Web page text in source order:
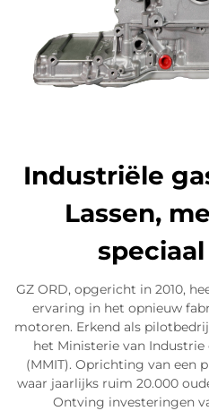
Industriële
Lassen,
GZ ORD, opgericht in 2010,
ervaring in het opnieuw
motoren. Erkend als
het Ministerie van
(MMIT). Oprichting van een
waar jaarlijks ruim 20.000
Ontving investeringen